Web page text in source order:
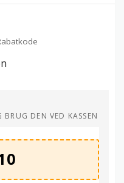
DEN VED KASSEN